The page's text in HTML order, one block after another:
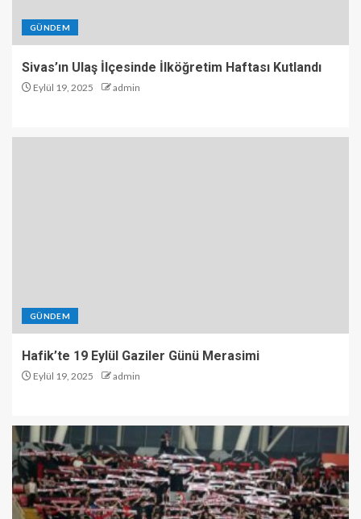
GÜNDEM
Sivas’ın Ulaş İlçesinde İlköğretim Haftası Kutlandı
Eylül 19, 2025 admin
GÜNDEM
Hafik’te 19 Eylül Gaziler Günü Merasimi
Eylül 19, 2025 admin